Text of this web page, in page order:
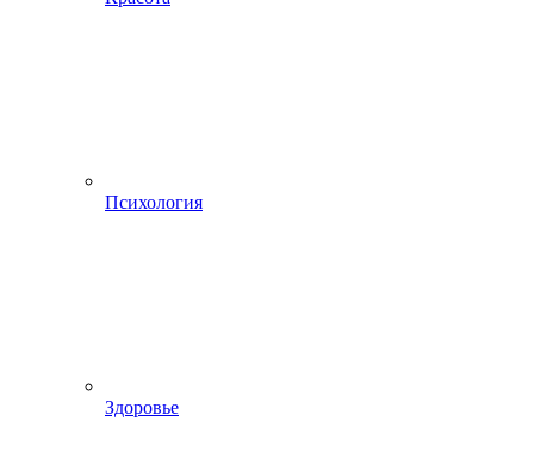
Психология
Здоровье